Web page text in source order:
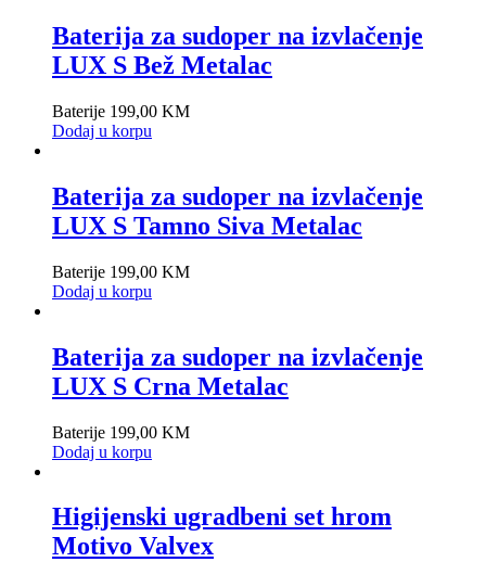
Baterija za sudoper na izvlačenje
LUX S Bež Metalac
Baterije 199,00 KM
Dodaj u korpu
Baterija za sudoper na izvlačenje
LUX S Tamno Siva Metalac
Baterije 199,00 KM
Dodaj u korpu
Baterija za sudoper na izvlačenje
LUX S Crna Metalac
Baterije 199,00 KM
Dodaj u korpu
Higijenski ugradbeni set hrom
Motivo Valvex